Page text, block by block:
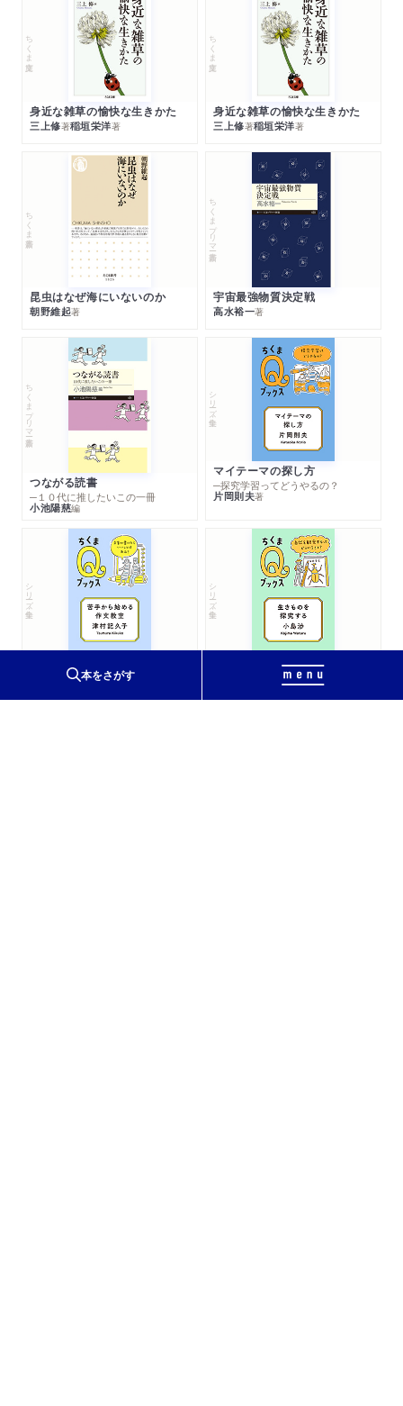
本をさがす
ちくま文庫
身近な雑草の愉快な生きかた
三上修著稲垣栄洋著
ちくま文庫
身近な雑草の愉快な生きかた
三上修著稲垣栄洋著
ちくま新書
昆虫はなぜ海にいないのか
朝野維起著
ちくまプリマー新書
宇宙最強物質決定戦
高水裕一著
ちくまプリマー新書
つながる読書
─１０代に推したいこの一冊
小池陽慈編
シリーズ・全集
マイテーマの探し方
─探究学習ってどうやるの？
片岡則夫著
シリーズ・全集
─文章が書けたらいいことはある？
津村記久子
シリーズ・全集
生きものを探究する